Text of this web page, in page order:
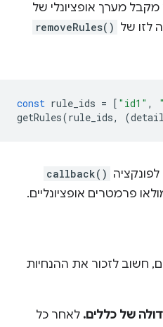
מקבל מערך אופציונלי של
לזו של removeRules()
const rule_ids = [ "id1" ,
getRules(rule_ids, (
callback()
פרמטרים אופציונליים.
חשוב לזכור את ההנחיות
של כללים. לאחר כל